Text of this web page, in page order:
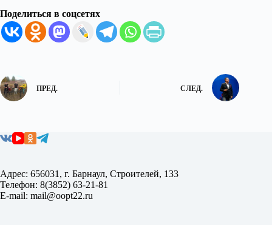
Поделиться в соцсетях
ПРЕД. СЛЕД.
Адрес: 656031, г. Барнаул, Строителей, 133
Телефон: 8(3852) 63-21-81
E-mail: mail@oopt22.ru